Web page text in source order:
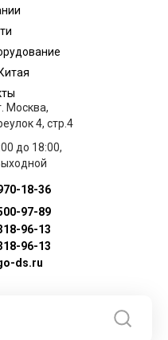
Москва,
4, стр.4
до 18:00,
18-36
97-89
96-13
96-13
ds.ru